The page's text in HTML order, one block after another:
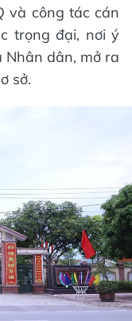
và công tác cán
trọng đại, nơi ý
Nhân dân, mở ra
sở.